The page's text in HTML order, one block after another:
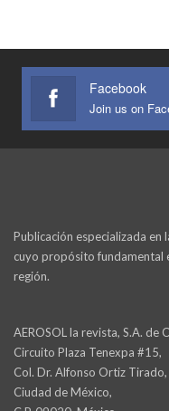
Facebook
Publicación especializada en
cuyo propósito fundamental
región.
AEROSOL la revista, S.A. de
Circuito Plaza Tenexpa #15,
Col. Dr. Alfonso Ortiz Tirado,
Ciudad de México,